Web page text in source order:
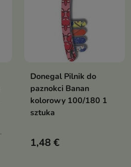
Donegal Pilnik do
paznokci Banan
kolorowy 100/180 1
sztuka
1,48 €